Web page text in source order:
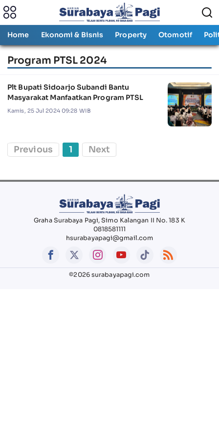
Home Ekonomi & Bisnis Property Otomotif
Program PTSL 2024
Plt Bupati Sidoarjo Subandi Bantu
Masyarakat Manfaatkan Program PTSL
Kamis, 25 Jul 2024 09:28 WIB
Previous 1 Next
Graha Surabaya Pagi, Simo Kalangan II No. 183 K
0818581111
hsurabayapagi@gmail.com
©2026 surabayapagi.com